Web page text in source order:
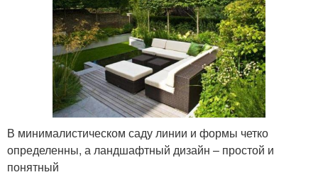
В минималистическом саду линии и формы четко
определенны, а ландшафтный дизайн – простой и
понятный